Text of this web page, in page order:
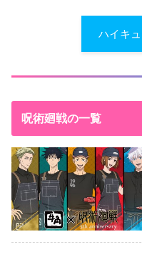
ハイキ
呪術廻戦の一覧